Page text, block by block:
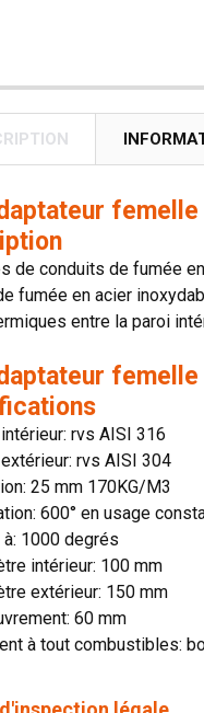
de conduits de fumée
fumée en acier
entre la paroi
rvs AISI 316
rvs AISI 304
25 mm 170KG/M3
600° en usage
1000 degrés
intérieur: 100 mm
extérieur: 150 mm
60 mm
à tout combustibles: